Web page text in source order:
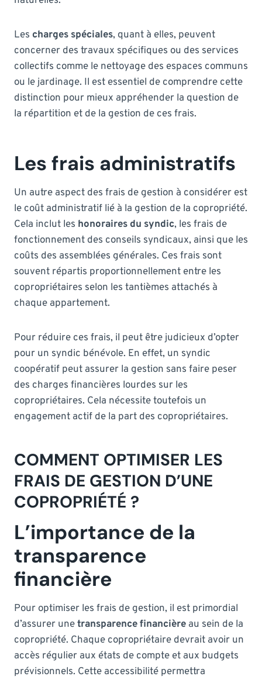
Les charges spéciales, quant à elles, peuvent
concerner des travaux spécifiques ou des services
collectifs comme le nettoyage des espaces communs
ou le jardinage. Il est essentiel de comprendre cette
distinction pour mieux appréhender la question de
la répartition et de la gestion de ces frais.
Les frais administratifs
Un autre aspect des frais de gestion à considérer est
le coût administratif lié à la gestion de la copropriété.
Cela inclut les honoraires du syndic, les frais de
fonctionnement des conseils syndicaux, ainsi que les
coûts des assemblées générales. Ces frais sont
souvent répartis proportionnellement entre les
copropriétaires selon les tantièmes attachés à
chaque appartement.
Pour réduire ces frais, il peut être judicieux d’opter
pour un syndic bénévole. En effet, un syndic
coopératif peut assurer la gestion sans faire peser
des charges financières lourdes sur les
copropriétaires. Cela nécessite toutefois un
engagement actif de la part des copropriétaires.
COMMENT OPTIMISER LES
FRAIS DE GESTION D’UNE
COPROPRIÉTÉ ?
L’importance de la
transparence
financière
Pour optimiser les frais de gestion, il est primordial
d’assurer unetransparence financière au sein de la
copropriété. Chaque copropriétaire devrait avoir un
accès régulier aux états de compte et aux budgets
prévisionnels. Cette accessibilité permettra